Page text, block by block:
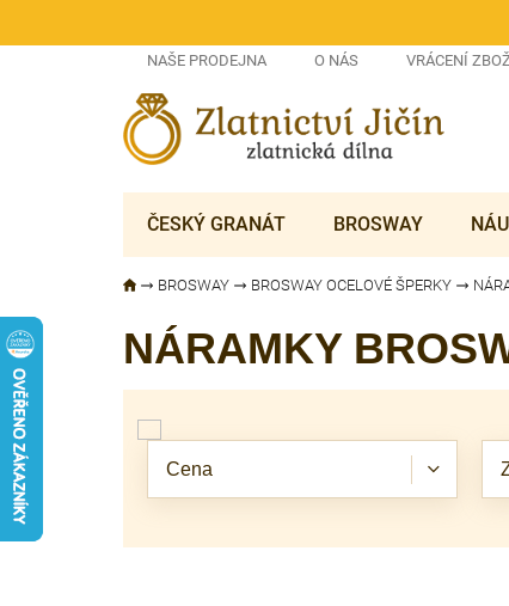
NAŠE PRODEJNA O NÁS VRÁCENÍ
ČESKÝ GRANÁT BROSWAY
BROSWAY BROSWAY OCELOVÉ ŠPERKY
NÁRAMKY
Cena